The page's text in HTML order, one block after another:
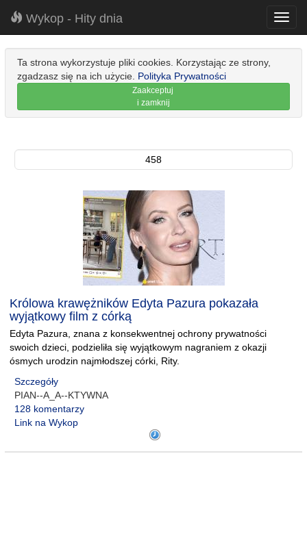
Wykop - Hity dnia
Ta strona wykorzystuje pliki cookies. Korzystając ze strony,
zgadzasz się na ich użycie. Polityka Prywatności
Zaakceptuj
i zamknij
458
Królowa krawężników Edyta Pazura pokazała
wyjątkowy film z córką
Edyta Pazura, znana z konsekwentnej ochrony prywatności
swoich dzieci, podzieliła się wyjątkowym nagraniem z okazji
ósmych urodzin najmłodszej córki, Rity.
Szczegóły
PIAN--A_A--KTYWNA
128 komentarzy
Link na Wykop